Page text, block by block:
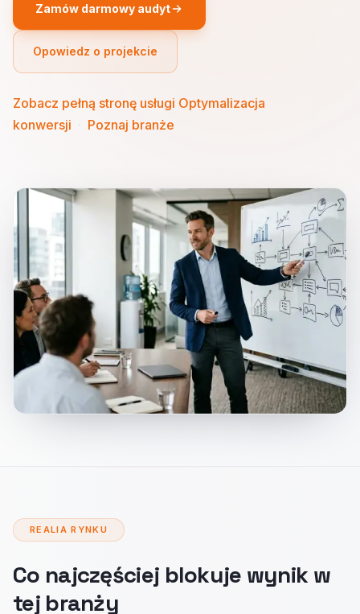
Zamów darmowy audyt
Opowiedz o projekcie
Zobacz pełną stronę usługi Optymalizacja
konwersji
Poznaj branże
REALIA RYNKU
Co najczęściej blokuje wynik w
tej branży